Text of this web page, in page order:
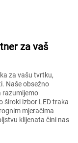
za vaš
za vašu tvrtku,
Naše obsežno
razumijemo
široki izbor LED traka
mjeračima
klijenata čini nas